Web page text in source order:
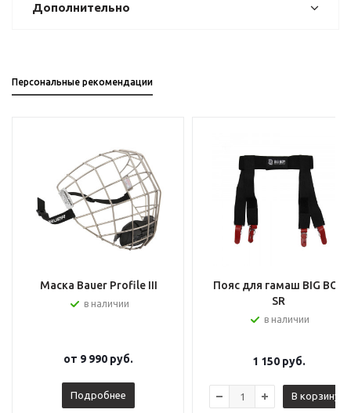
Дополнительно
Персональные рекомендации
Маска Bauer Profile III
в наличии
от 9 990 руб.
Подробнее
Пояс для гамаш BIG BOY
SR
в наличии
1 150руб.
В корзину